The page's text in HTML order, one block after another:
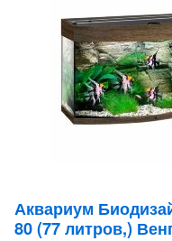
Аквариум
80 (77 литров,)